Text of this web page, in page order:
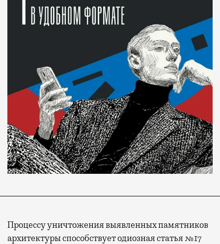
Процессу уничтожения выявленных памятников
архитектуры способствует одиозная статья №17